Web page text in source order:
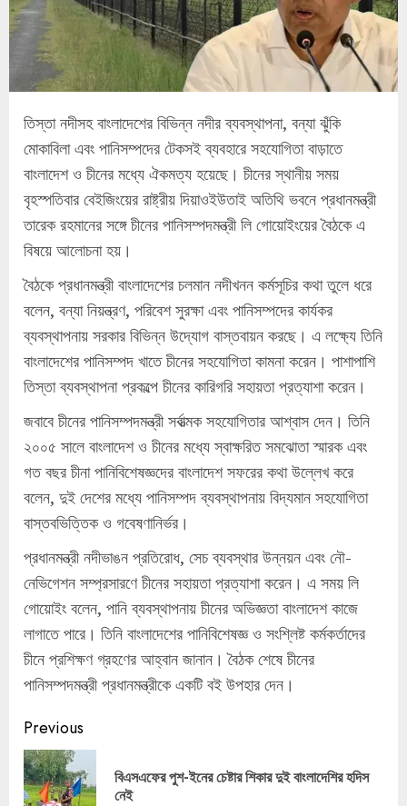
তিস্তা নদীসহ বাংলাদেশের বিভিন্ন নদীর ব্যবস্থাপনা, বন্যা ঝুঁকি
মোকাবিলা এবং পানিসম্পদের টেকসই ব্যবহারে সহযোগিতা বাড়াতে
বাংলাদেশ ও চীনের মধ্যে ঐকমত্য হয়েছে। চীনের স্থানীয় সময়
বৃহস্পতিবার বেইজিংয়ের রাষ্ট্রীয় দিয়াওইউতাই অতিথি ভবনে প্রধানমন্ত্রী
তারেক রহমানের সঙ্গে চীনের পানিসম্পদমন্ত্রী লি গোয়োইংয়ের বৈঠকে এ
বিষয়ে আলোচনা হয়।
বৈঠকে প্রধানমন্ত্রী বাংলাদেশের চলমান নদীখনন কর্মসূচির কথা তুলে ধরে
বলেন, বন্যা নিয়ন্ত্রণ, পরিবেশ সুরক্ষা এবং পানিসম্পদের কার্যকর
ব্যবস্থাপনায় সরকার বিভিন্ন উদ্যোগ বাস্তবায়ন করছে। এ লক্ষ্যে তিনি
বাংলাদেশের পানিসম্পদ খাতে চীনের সহযোগিতা কামনা করেন। পাশাপাশি
তিস্তা ব্যবস্থাপনা প্রকল্পে চীনের কারিগরি সহায়তা প্রত্যাশা করেন।
জবাবে চীনের পানিসম্পদমন্ত্রী সর্বাত্মক সহযোগিতার আশ্বাস দেন। তিনি
২০০৫ সালে বাংলাদেশ ও চীনের মধ্যে স্বাক্ষরিত সমঝোতা স্মারক এবং
গত বছর চীনা পানিবিশেষজ্ঞদের বাংলাদেশ সফরের কথা উল্লেখ করে
বলেন, দুই দেশের মধ্যে পানিসম্পদ ব্যবস্থাপনায় বিদ্যমান সহযোগিতা
বাস্তবভিত্তিক ও গবেষণানির্ভর।
প্রধানমন্ত্রী নদীভাঙন প্রতিরোধ, সেচ ব্যবস্থার উন্নয়ন এবং নৌ-
নেভিগেশন সম্প্রসারণে চীনের সহায়তা প্রত্যাশা করেন। এ সময় লি
গোয়োইং বলেন, পানি ব্যবস্থাপনায় চীনের অভিজ্ঞতা বাংলাদেশ কাজে
লাগাতে পারে। তিনি বাংলাদেশের পানিবিশেষজ্ঞ ও সংশ্লিষ্ট কর্মকর্তাদের
চীনে প্রশিক্ষণ গ্রহণের আহ্বান জানান। বৈঠক শেষে চীনের
পানিসম্পদমন্ত্রী প্রধানমন্ত্রীকে একটি বই উপহার দেন।
Continue
Reading
Previous
বিএসএফের পুশ-ইনের চেষ্টার শিকার দুই বাংলাদেশির হদিস
নেই